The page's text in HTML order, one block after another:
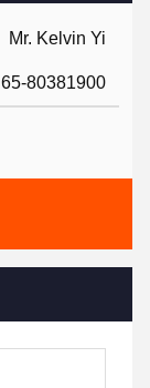
Mr. Kelvin Yi
65-80381900